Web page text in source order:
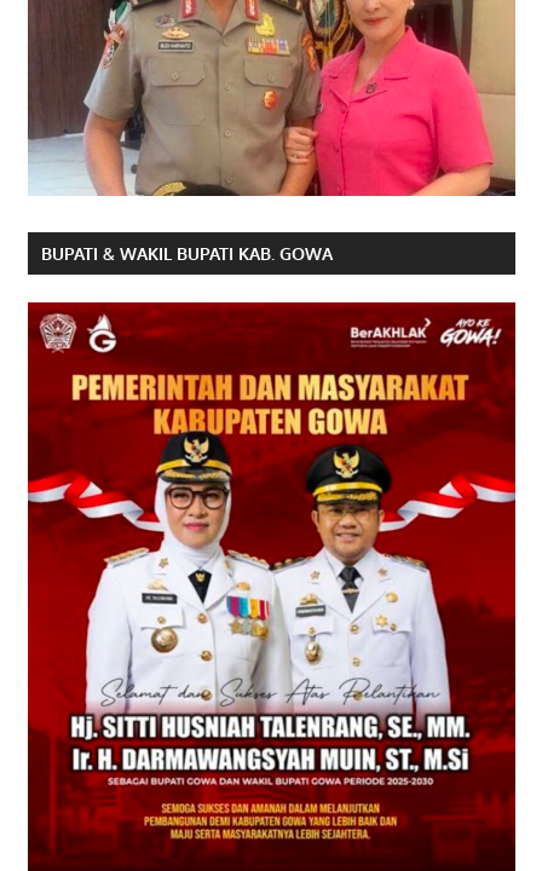
BUPATI & WAKIL BUPATI KAB. GOWA